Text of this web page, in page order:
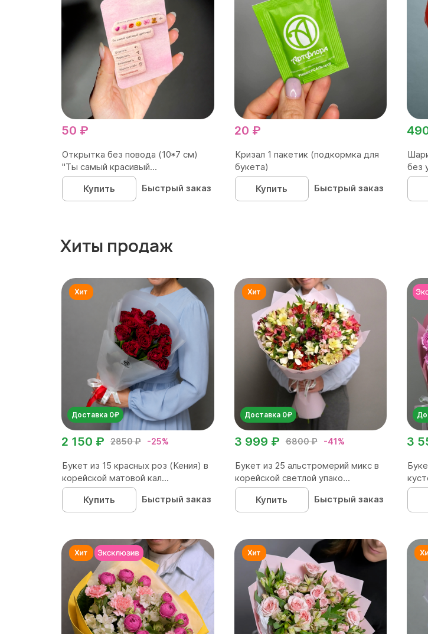
50 ₽
Открытка без повода (10*7 см)
"Ты самый красивый...
Купить
Быстрый заказ
20 ₽
Кризал 1 пакетик (подкормка для
букета)
Купить
Быстрый заказ
без
Хиты продаж
Доставка 0₽
2850 ₽ -25%
2 150 ₽
Букет из 15 красных роз (Кения) в
корейской матовой кал...
Купить
Быстрый заказ
Доставка 0₽
6800 ₽ -41%
3 999 ₽
Букет из 25 альстромерий микс в
корейской светлой упако...
Купить
Быстрый заказ
3